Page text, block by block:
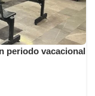
periodo vacacional